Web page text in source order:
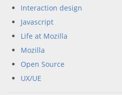
Interaction design
Javascript
Life at Mozilla
Mozilla
Open Source
UX/UE